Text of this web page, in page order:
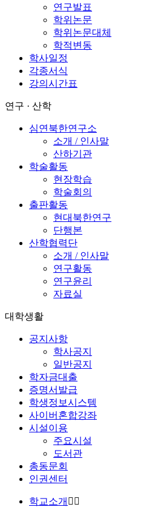
연구발표
학위논문
학위논문대체
학적변동
학사일정
각종서식
강의시간표
연구 · 산학
심연북한연구소
소개 / 인사말
산하기관
학술활동
현장학습
학술회의
출판활동
현대북한연구
단행본
산학협력단
소개 / 인사말
연구활동
연구윤리
자료실
대학생활
공지사항
학사공지
일반공지
학자금대출
증명서발급
학생정보시스템
사이버혼합강좌
시설이용
주요시설
도서관
총동문회
인권센터
학교소개